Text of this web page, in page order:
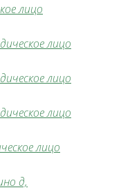
лицо
лицо
лицо
лицо
лицо
д,